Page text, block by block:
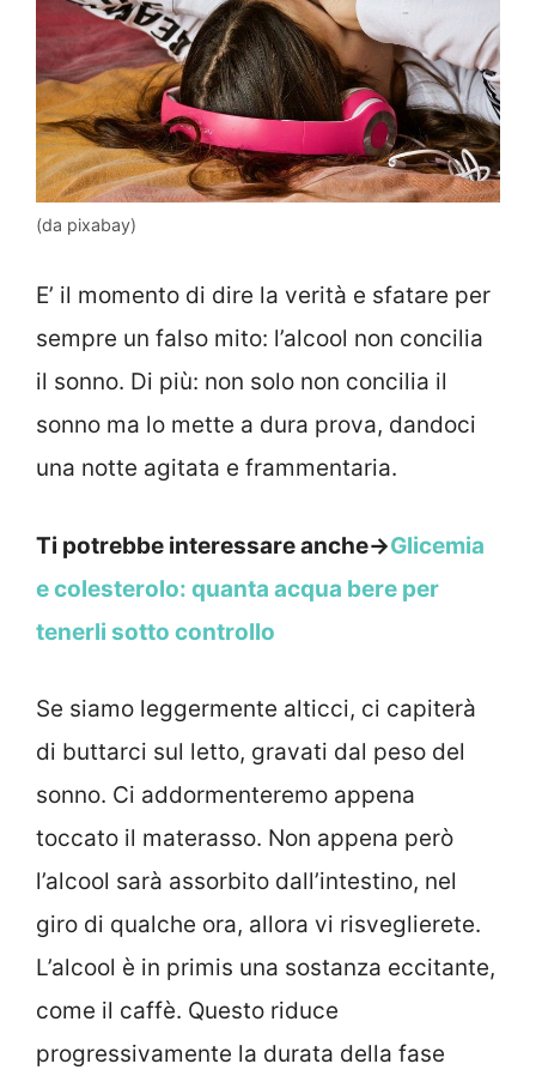
(da pixabay)
E’ il momento di dire la verità e sfatare per
sempre un falso mito: l’alcool non concilia
il sonno. Di più: non solo non concilia il
sonno ma lo mette a dura prova, dandoci
una notte agitata e frammentaria.
Ti potrebbe interessare anche->Glicemia
e colesterolo: quanta acqua bere per
tenerli sotto controllo
Se siamo leggermente alticci, ci capiterà
di buttarci sul letto, gravati dal peso del
sonno. Ci addormenteremo appena
toccato il materasso. Non appena però
l’alcool sarà assorbito dall’intestino, nel
giro di qualche ora, allora vi risveglierete.
L’alcool è in primis una sostanza eccitante,
come il caffè. Questo riduce
progressivamente la durata della fase